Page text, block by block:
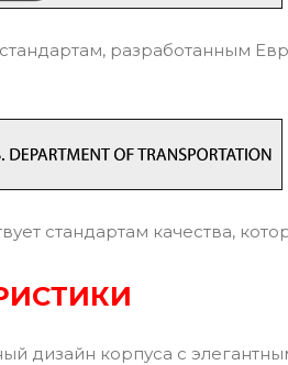
разработанным
стандартам качества,
дизайн корпуса с